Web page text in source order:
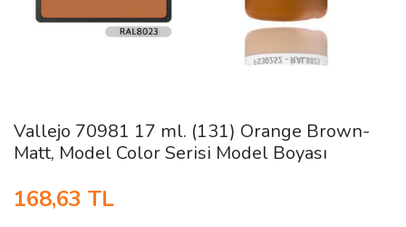
Vallejo 70981 17 ml. (131) Orange Brown-
Matt, Model Color Serisi Model Boyası
168,63 TL